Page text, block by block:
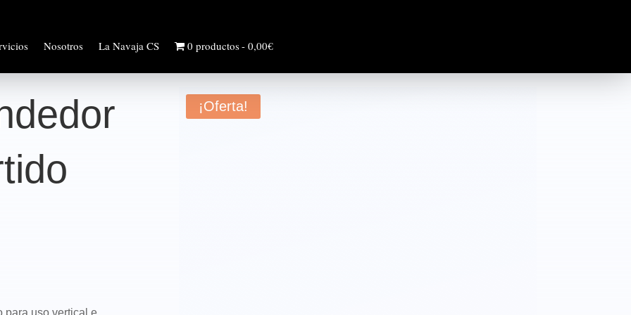
Nosotros La Navaja CS 0 productos 0,00€
¡Oferta!